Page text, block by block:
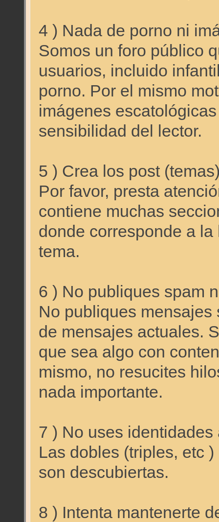
4 ) Nada de porno ni
Somos un foro público
usuarios, incluido
porno. Por el mismo
imágenes
sensibilidad del lector.
5 ) Crea los post
Por favor, presta
contiene muchas
donde corresponde a
tema.
6 ) No publiques spam
No publiques
de mensajes actuales.
que sea algo con
mismo, no resucites
nada importante.
7 ) No uses identidades
Las dobles (triples, etc
son descubiertas.
8 ) Intenta mantenerte